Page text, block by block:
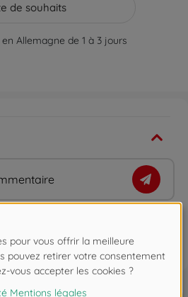
de souhaits
Allemagne de 1 à 3 jours